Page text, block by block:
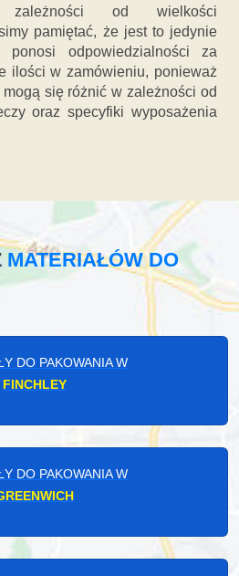
zależności od wielkości
pamiętać, że jest to jedynie
odpowiedzialności za
ilości w zamówieniu, ponieważ
się różnić w zależności od
oraz specyfiki wyposażenia
MATERIAŁÓW DO
DO PAKOWANIA W
FINCHLEY
DO PAKOWANIA W